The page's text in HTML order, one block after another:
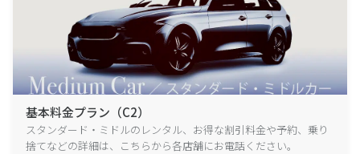
基本料金プラン（C2）
スタンダード・ミドルのレンタル、お得な割引料金や予約、乗り
捨てなどの詳細は、こちらから各店舗にお電話ください。